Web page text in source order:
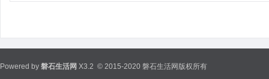
Powered by 磐石生活网 X3.2 © 2015-2020 磐石生活网版权所有